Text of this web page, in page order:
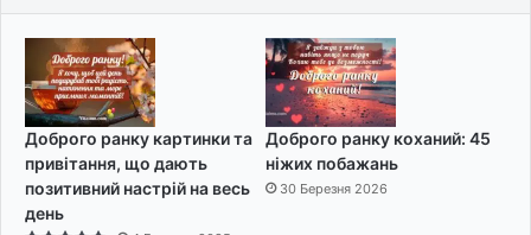
Доброго ранку картинки та
привітання, що дають
позитивний настрій на весь
день
Доброго ранку коханий: 45
ніжих побажань
30 Березня 2026